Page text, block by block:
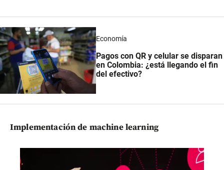
Economía
Pagos con QR y celular se disparan
en Colombia: ¿está llegando el fin
del efectivo?
Implementación de machine learning